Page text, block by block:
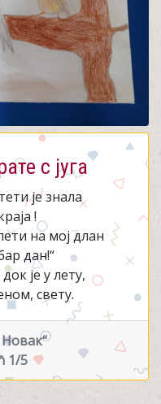
с југа
је знала
!
на мој длан
дан!“
је у лету,
свету.
1/5